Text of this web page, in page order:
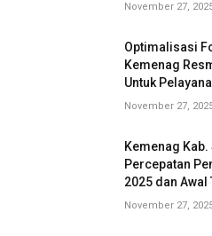
November 27,
Optimalisasi
Kemenag
Untuk
November 27,
Kemenag
Percepatan
2025 dan Awal
November 27,